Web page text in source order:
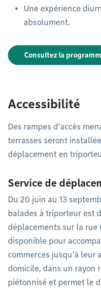
Une expérience
absolument.
Consultez la
Accessibilité
Des rampes d’accès
terrasses seront
déplacement en
Service de
Du 20 juin au 13
balades à triporteur est
déplacements sur la rue
disponible pour
commerces jusqu’à leur
domicile, dans un rayon
piétonnisé et permet le